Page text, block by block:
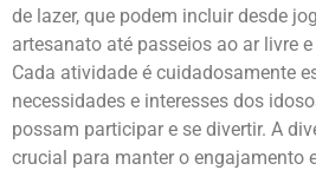
de lazer, que podem incluir desde
artesanato até passeios ao ar livre
Cada atividade é cuidadosamente
necessidades e interesses dos
possam participar e se divertir. A
crucial para manter o engajamento